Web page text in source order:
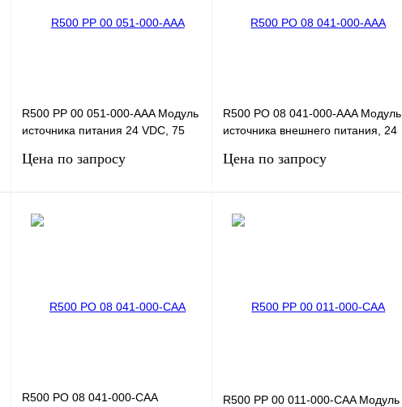
R500 PP 00 051-000-AAA Модуль
источника питания 24 VDC, 75
поддержка выбора ши
Цена по запросу
R500 PO 08 041-000-AAA Модуль
источника внешнего питания, 24
каналов, покан
Цена по запросу
R500 PO 08 041-000-CAA
R500 PP 00 011-000-CAA Модуль